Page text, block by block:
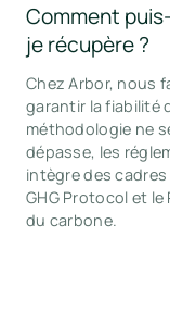
Comment
je récupère ?
Chez Arbor, nous
garantir la fiabilité
méthodologie ne
dépasse, les
intègre des
GHG Protocol et le
du carbone.